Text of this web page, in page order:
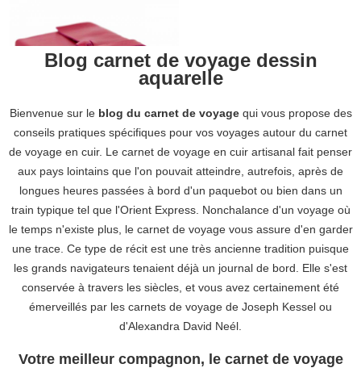
Blog carnet de voyage dessin
aquarelle
Bienvenue sur le blog du carnet de voyagequi vous propose des
conseils pratiques spécifiques pour vos voyages autour du carnet
de voyage en cuir. Le carnet de voyage en cuir artisanal fait penser
aux pays lointains que l'on pouvait atteindre, autrefois, après de
longues heures passées à bord d'un paquebot ou bien dans un
train typique tel que l'Orient Express. Nonchalance d'un voyage où
le temps n'existe plus, le carnet de voyage vous assure d'en garder
une trace. Ce type de récit est une très ancienne tradition puisque
les grands navigateurs tenaient déjà un journal de bord. Elle s'est
conservée à travers les siècles, et vous avez certainement été
émerveillés par les carnets de voyage de Joseph Kessel ou
d'Alexandra David Neél.
Votre meilleur compagnon, le carnet de voyage